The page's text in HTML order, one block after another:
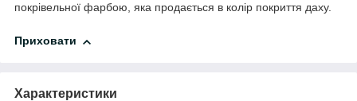
покрівельної фарбою, яка продається в колір покриття даху.
Приховати
Характеристики